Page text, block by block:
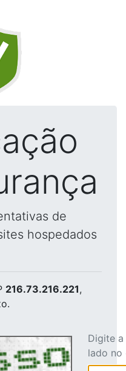
de
hospedados
216.73.216.221,
Digite
lado no